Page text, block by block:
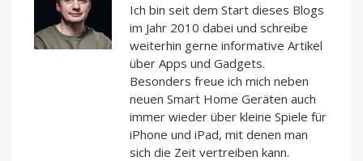
Ich bin seit dem Start dieses Blogs
im Jahr 2010 dabei und schreibe
weiterhin gerne informative Artikel
über Apps und Gadgets.
Besonders freue ich mich neben
neuen Smart Home Geräten auch
immer wieder über kleine Spiele für
iPhone und iPad, mit denen man
sich die Zeit vertreiben kann.